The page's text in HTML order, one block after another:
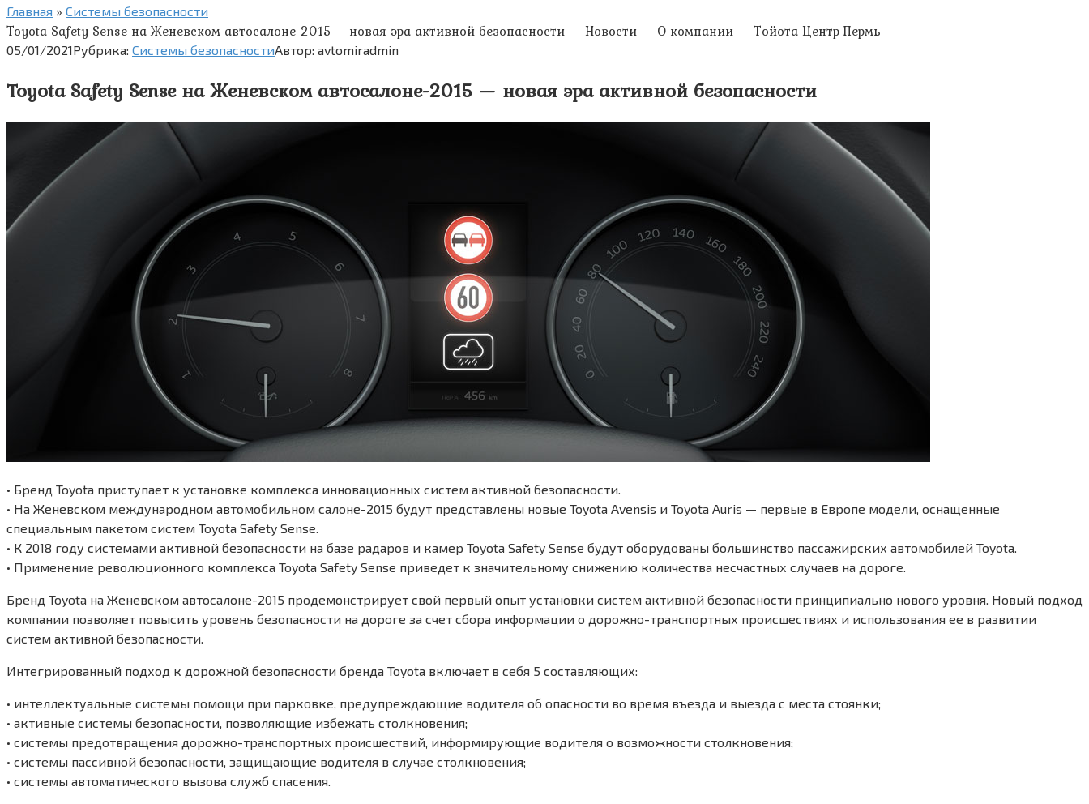
Главная » Системы безопасности
Toyota Safety Sense на Женевском автосалоне-2015 – новая эра активной безопасности — Новости — О компании — Тойота Центр Пермь
05/01/2021Рубрика: Системы безопасностиАвтор: avtomiradmin
Toyota Safety Sense на Женевском автосалоне-2015 — новая эра активной безопасности
• Бренд Toyota приступает к установке комплекса инновационных систем активной безопасности.
• На Женевском международном автомобильном салоне-2015 будут представлены новые Toyota Avensis и Toyota Auris — первые в Европе модели, оснащенные
специальным пакетом систем Toyota Safety Sense.
• К 2018 году системами активной безопасности на базе радаров и камер Toyota Safety Sense будут оборудованы большинство пассажирских автомобилей Toyota.
• Применение революционного комплекса Toyota Safety Sense приведет к значительному снижению количества несчастных случаев на дороге.
Бренд Toyota на Женевском автосалоне-2015 продемонстрирует свой первый опыт установки систем активной безопасности принципиально нового уровня. Новый подход
компании позволяет повысить уровень безопасности на дороге за счет сбора информации о дорожно-транспортных происшествиях и использования ее в развитии
систем активной безопасности.
Интегрированный подход к дорожной безопасности бренда Toyota включает в себя 5 составляющих:
• интеллектуальные системы помощи при парковке, предупреждающие водителя об опасности во время въезда и выезда с места стоянки;
• активные системы безопасности, позволяющие избежать столкновения;
• системы предотвращения дорожно-транспортных происшествий, информирующие водителя о возможности столкновения;
• системы пассивной безопасности, защищающие водителя в случае столкновения;
• системы автоматического вызова служб спасения.